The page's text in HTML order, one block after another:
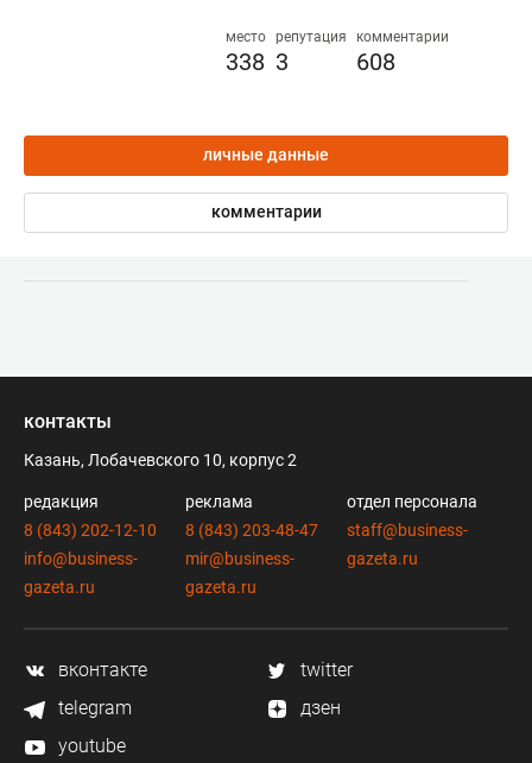
место
338
репутация
3
комментарии
608
личные данные
комментарии
контакты
Казань, Лобачевского 10, корпус 2
редакция
8 (843) 202-12-10
info@business-
gazeta.ru
реклама
8 (843) 203-48-47
mir@business-
gazeta.ru
отдел персонала
staff@business-
gazeta.ru
вконтакте
twitter
telegram
дзен
youtube